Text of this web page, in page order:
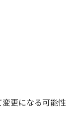
更になる可能性